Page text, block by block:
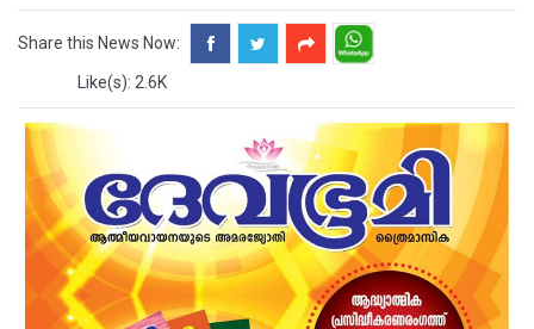
Share this News Now:
Like(s): 2.6K